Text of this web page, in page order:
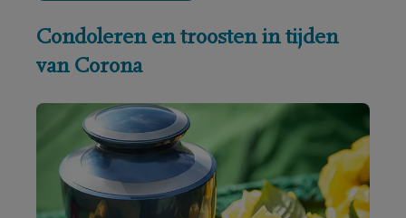
Condoleren en troosten in tijden
van Corona